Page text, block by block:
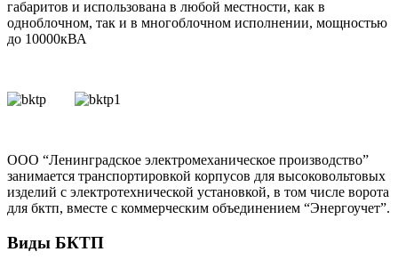
габаритов и использована в любой местности, как в
одноблочном, так и в многоблочном исполнении, мощностью
до 10000кВА
ООО “Ленинградское электромеханическое производство”
занимается транспортировкой корпусов для высоковольтовых
изделий с электротехнической установкой, в том числе ворота
для бктп, вместе с коммерческим объединением “Энергоучет”.
Виды БКТП